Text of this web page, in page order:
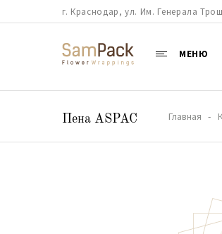
г. Краснодар, ул. Им. Генерала
МЕНЮ
Пена ASPAC Главная